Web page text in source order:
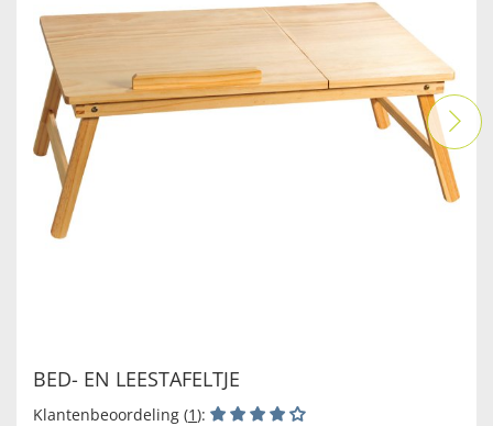
BED- EN LEESTAFELTJE
Klantenbeoordeling (1):